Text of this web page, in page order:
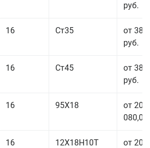
руб.
16 Ст35
от 38
руб.
16 Ст45
от 38
руб.
16 95Х18
от 208
080,00
16 12Х18Н10Т
от 209